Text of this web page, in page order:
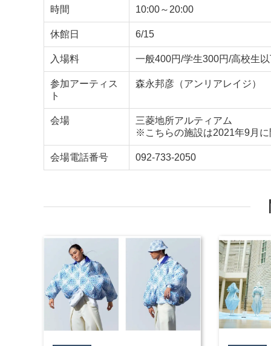
時間 10:00～20:00
休館日 6/15
入場料 一般400円/学生300円/高校生
参加アーティス
ト
森永邦彦（アンリアレイジ）
会場
三菱地所アルティアム
※こちらの施設は2021年9月
会場電話番号 092-733-2050